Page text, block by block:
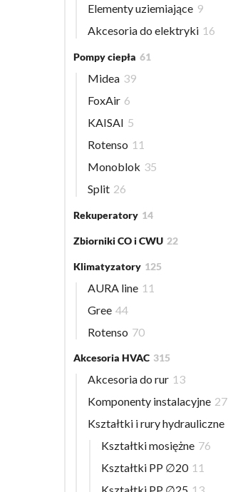
Elementy uziemiające 9
Akcesoria do elektryki 16
Pompy ciepła 61
Midea 39
FoxAir 6
KAISAI 5
Rotenso 11
Monoblok 35
Split 26
Rekuperatory 14
Zbiorniki CO i CWU 22
Klimatyzatory 125
AURA line 11
Gree 44
Rotenso 70
Akcesoria HVAC 315
Akcesoria do rur 13
Komponenty instalacyjne 27
Kształtki i rury hydrauliczne
Kształtki mosiężne 76
Kształtki PP ∅20 11